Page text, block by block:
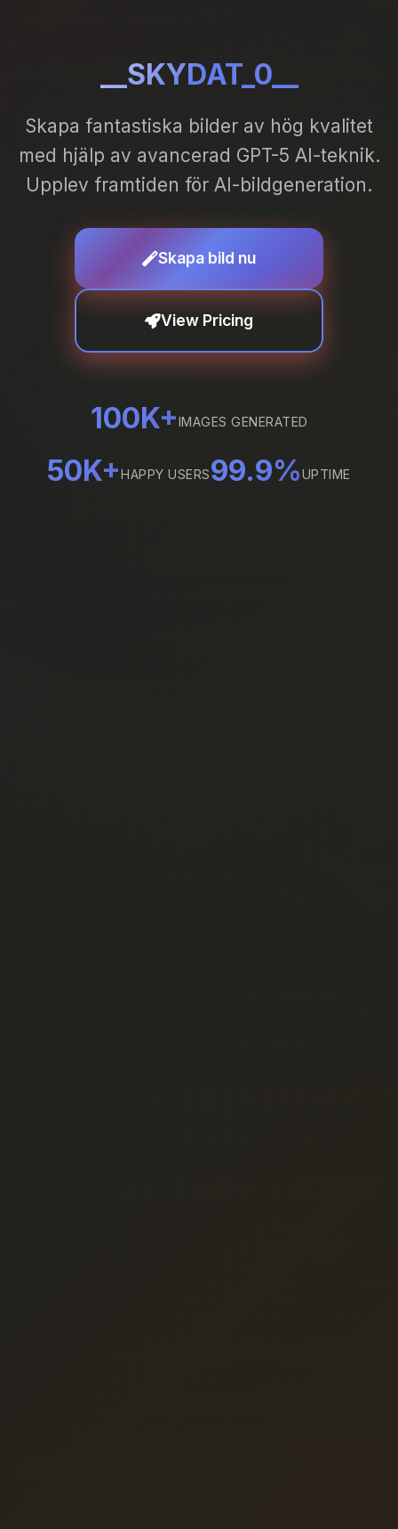
__SKYDAT_0__
Skapa fantastiska bilder av hög kvalitet
med hjälp av avancerad GPT-5 AI-teknik.
Upplev framtiden för AI-bildgeneration.
Skapa bild nu
View Pricing
100K+IMAGES GENERATED
50K+HAPPY USERS99.9%UPTIME